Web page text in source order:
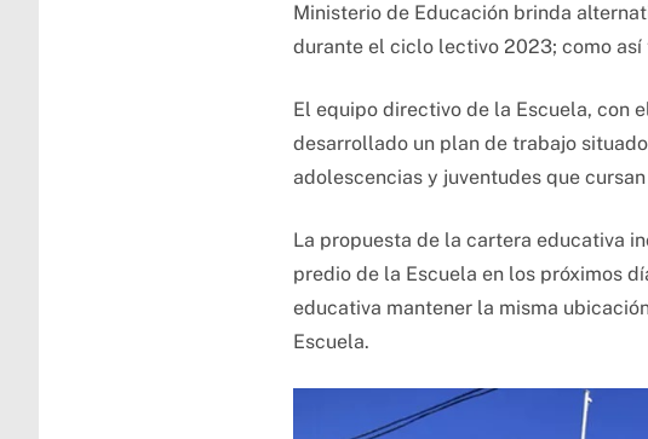
Ministerio de Educación brinda
durante el ciclo lectivo 2023; como
El equipo directivo de la Escuela, con
desarrollado un plan de trabajo
adolescencias y juventudes que
La propuesta de la cartera educativa
predio de la Escuela en los próximos
educativa mantener la misma
Escuela.